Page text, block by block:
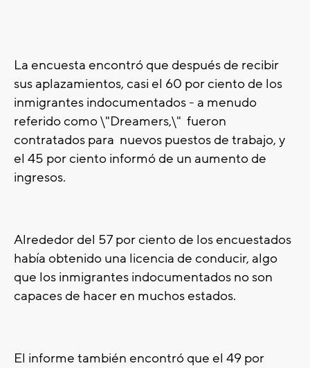
La encuesta encontró que después de recibir
sus aplazamientos, casi el 60 por ciento de los
inmigrantes indocumentados - a menudo
referido como \"Dreamers,\" fueron
contratados para nuevos puestos de trabajo, y
el 45 por ciento informó de un aumento de
ingresos.
Alrededor del 57 por ciento de los encuestados
había obtenido una licencia de conducir, algo
que los inmigrantes indocumentados no son
capaces de hacer en muchos estados.
El informe también encontró que el 49 por